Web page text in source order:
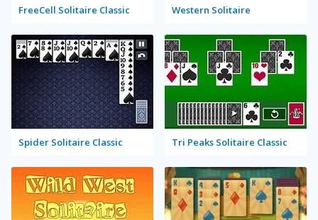
FreeCell Solitaire Classic Western Solitaire
Spider Solitaire Classic Tri Peaks Solitaire Classic